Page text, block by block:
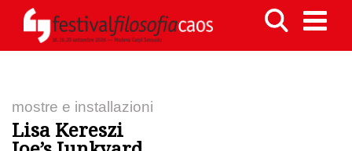
mostre e installazioni
Lisa Kereszi